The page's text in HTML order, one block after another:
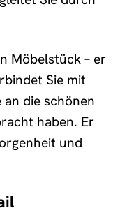
Möbelstück – er
Sie mit
die schönen
haben. Er
und